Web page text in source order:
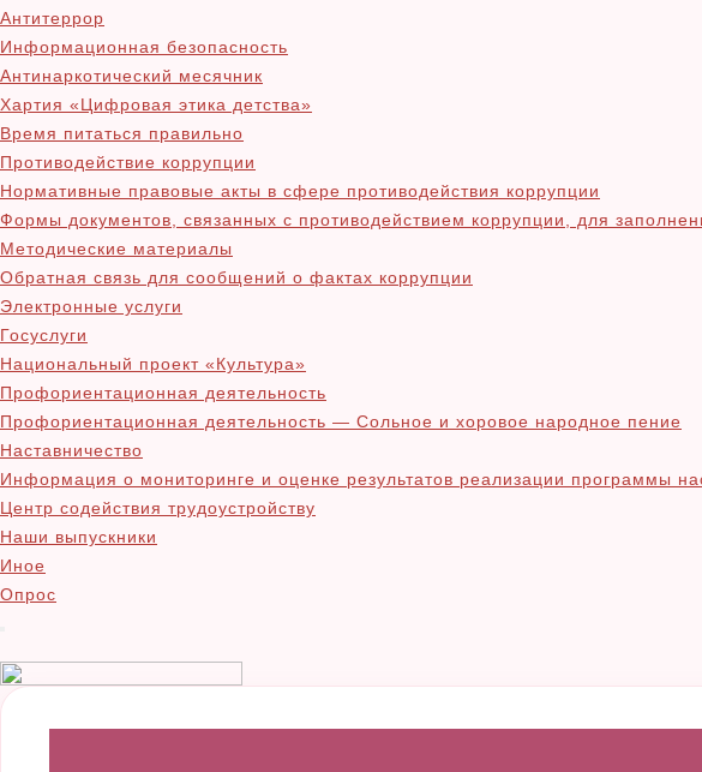
Антитеррор
Информационная безопасность
Антинаркотический месячник
Хартия «Цифровая этика детства»
Время питаться правильно
Противодействие коррупции
Нормативные правовые акты в сфере противодействия коррупции
Формы документов, связанных с противодействием коррупции, для
Методические материалы
Обратная связь для сообщений о фактах коррупции
Электронные услуги
Госуслуги
Национальный проект «Культура»
Профориентационная деятельность
Профориентационная деятельность — Сольное и хоровое народное пение
Наставничество
Информация о мониторинге и оценке результатов реализации программы
Центр содействия трудоустройству
Наши выпускники
Иное
Опрос